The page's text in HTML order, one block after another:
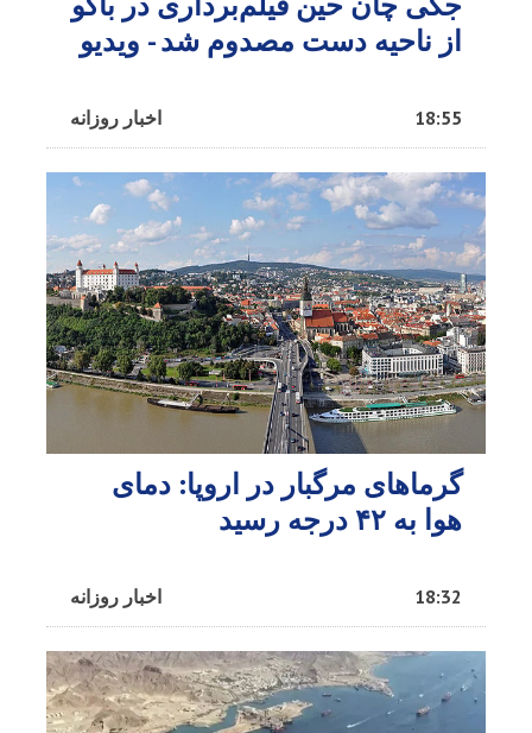
از ناحیه دست مصدوم شد - ویدیو
اخبار روزانه 18:55
گرماهای مرگبار در اروپا: دمای
هوا به ۴۲ درجه رسید
اخبار روزانه 18:32